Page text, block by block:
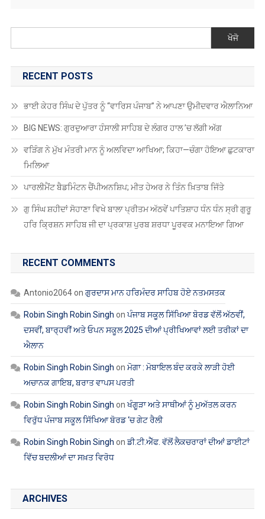
RECENT POSTS
ਵੜਿੰਗ ਨੇ ਮੁੱਖ ਮੰਤਰੀ ਮਾਨ ਨੂੰ ਅਲਵਿਦਾ ਆਖਿਆ; ਕਿਹਾ—ਚੰਗਾ ਹੋਇਆ ਛੁਟਕਾਰਾ
ਮਿਲਿਆ
ਪਾਰਲੀਮੈਂਟ ਬੈਡਮਿੰਟਨ ਚੈਂਪੀਅਨਸ਼ਿਪ; ਮੀਤ ਹੇਅਰ ਨੇ ਤਿੰਨ ਖ਼ਿਤਾਬ ਜਿੱਤੇ
ਗੁ ਸਿੰਘ ਸ਼ਹੀਦਾਂ ਸੋਹਾਣਾ ਵਿਖੇ ਬਾਲਾ ਪ੍ਰੀਤਮ ਅੱਠਵੇਂ ਪਾਤਿਸ਼ਾਹ ਧੰਨ ਧੰਨ ਸ੍ਰੀ ਗੁਰੂ
ਹਰਿ ਕ੍ਰਿਸ਼ਨ ਸਾਹਿਬ ਜੀ ਦਾ ਪ੍ਰਕਾਸ਼ ਪੁਰਬ ਸ਼ਰਧਾ ਪੂਰਵਕ ਮਨਾਇਆ ਗਿਆ
RECENT COMMENTS
Robin Singh Robin Singh
ਮੋਗਾ : ਮੋਬਾਇਲ ਬੰਦ ਕਰਕੇ ਲਾੜੀ ਹੋਈ
ਅਚਾਨਕ ਗਾਇਬ, ਬਰਾਤ ਵਾਪਸ ਪਰਤੀ
Robin Singh Robin Singhonਖੰਗੂੜਾ ਅਤੇ ਸਾਥੀਆਂ ਨੂੰ ਮੁਅੱਤਲ ਕਰਨ
ਵਿਰੁੱਧ ਪੰਜਾਬ ਸਕੂਲ ਸਿੱਖਿਆ ਬੋਰਡ ‘ਚ ਗੇਟ ਰੈਲੀ
Robin Singh Robin Singhonਡੀ.ਟੀ.ਐੱਫ. ਵੱਲੋਂ ਲੈਕਚਰਾਰਾਂ ਦੀਆਂ ਡਾਈਟਾਂ
ਵਿੱਚ ਬਦਲੀਆਂ ਦਾ ਸਖ਼ਤ ਵਿਰੋਧ
ARCHIVES